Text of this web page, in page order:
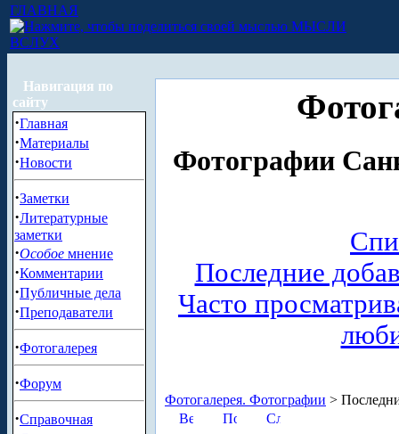
ГЛАВНАЯ
МЫСЛИ
ВСЛУХ
Навигация по
сайту
·Главная
·Материалы
·Новости
·Заметки
·Литературные
заметки
·Особое мнение
·Комментарии
·Публичные дела
·Преподаватели
·Фотогалерея
·Форум
·Справочная
Фотографии
Последние
Часто
Фотогалерея. Фотографии >